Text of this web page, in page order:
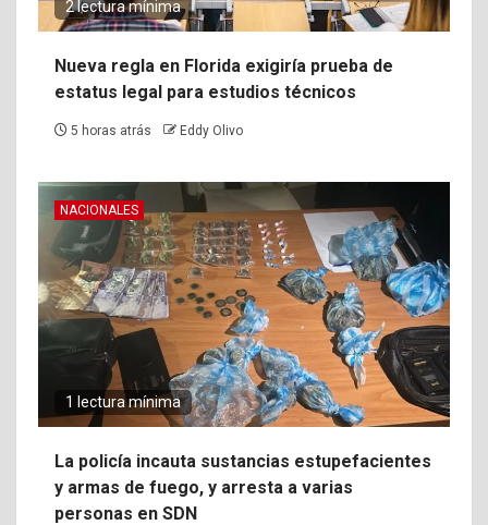
2 lectura mínima
Nueva regla en Florida exigiría prueba de
estatus legal para estudios técnicos
5 horas atrás Eddy Olivo
NACIONALES
1 lectura mínima
La policía incauta sustancias estupefacientes
y armas de fuego, y arresta a varias
personas en SDN